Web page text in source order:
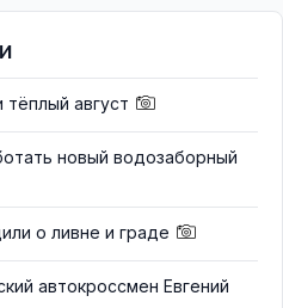
август
новый водозаборный
о ливне и граде
автокроссмен Евгений